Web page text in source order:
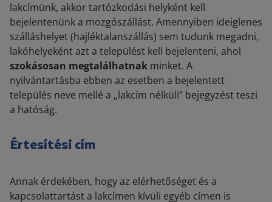
lakcímünk, akkor tartózkodási helyként kell
bejelentenünk a mozgószállást. Amennyiben ideiglenes
szálláshelyet (hajléktalanszállás) sem tudunk megadni,
lakóhelyeként azt a települést kell bejelenteni, ahol
szokásosan megtalálhatnak minket. A
nyilvántartásba ebben az esetben a bejelentett
település neve mellé a „lakcím nélküli” bejegyzést teszi
a hatóság.
Értesítési cím
Annak érdekében, hogy az elérhetőséget és a
kapcsolattartást a lakcímen kívüli egyéb címen is